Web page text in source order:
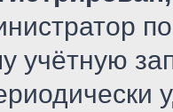
учётную